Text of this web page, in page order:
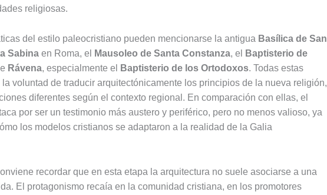
religiosas.
del estilo paleocristiano pueden mencionarse la antigua Basílica de San
Sabina en Roma, el Mausoleo de Santa Constanza, el
Baptisterio de
Rávena, especialmente el Baptisterio de los Ortodoxos. Todas estas
voluntad de traducir arquitectónicamente los principios de la nueva religión,
diferentes según el contexto regional. En comparación con ellas, el
por ser un testimonio más austero y periférico, pero no menos valioso, ya
los modelos cristianos se adaptaron a la realidad de la Galia
recordar que en esta etapa la arquitectura no suele asociarse a una
El protagonismo recaía en la comunidad cristiana, en los promotores